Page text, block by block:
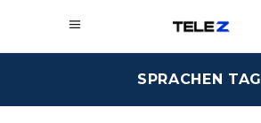
SPRACHEN TAG